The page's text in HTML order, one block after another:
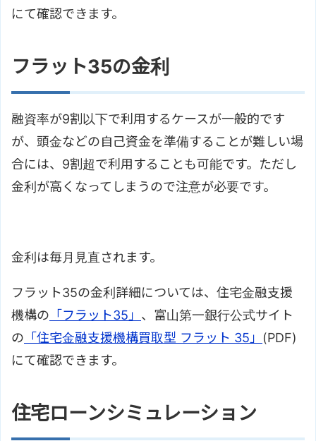
にて確認できます。
フラット35の金利
融資率が9割以下で利用するケースが一般的です
が、頭金などの自己資金を準備することが難しい場
合には、9割超で利用することも可能です。ただし
金利が高くなってしまうので注意が必要です。
金利は毎月見直されます。
フラット35の金利詳細については、住宅金融支援
機構の 「フラット35」 、富山第一銀行公式サイト
の 「住宅金融支援機構買取型 フラット 35」 (PDF)
にて確認できます。
住宅ローンシミュレーション